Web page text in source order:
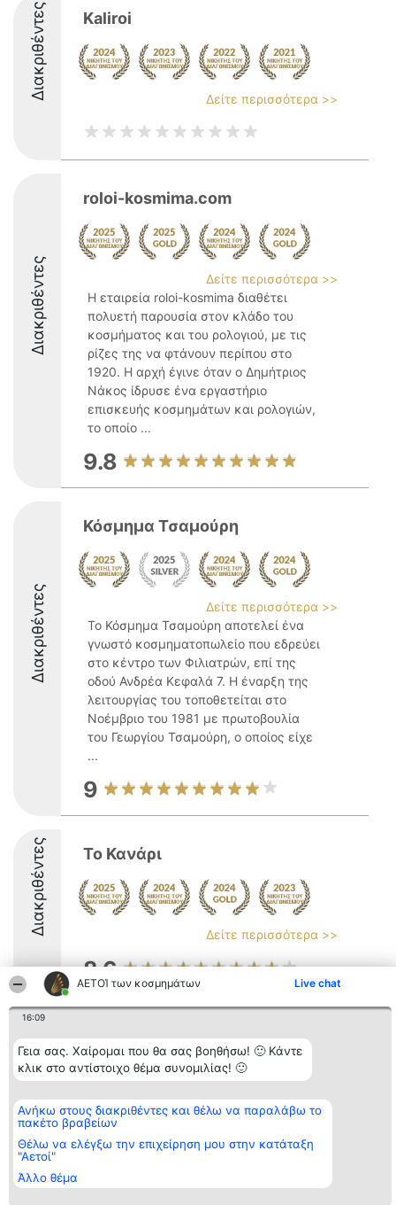
ΑΕΤΟΊ των κοσμημάτων Live chat
16:09
Γεια σας. Χαίρομαι που θα σας βοηθήσω! 🙂 Κάντε
κλικ στο αντίστοιχο θέμα συνομιλίας! 🙂
Ανήκω στους διακριθέντες και θέλω να παραλάβω το
πακέτο βραβείων
Θέλω να ελέγξω την επιχείρηση μου στην κατάταξη
"Αετοί"
Άλλο θέμα
Διακριθέντες Kaliroi
Δείτε περισσότερα >>
Διακριθέντες
roloi-kosmima.com
Δείτε περισσότερα >>
Η εταιρεία roloi-kosmima διαθέτει
πολυετή παρουσία στον κλάδο του
κοσμήματος και του ρολογιού, με τις
ρίζες της να φτάνουν περίπου στο
1920. Η αρχή έγινε όταν ο Δημήτριος
Νάκος ίδρυσε ένα εργαστήριο
επισκευής κοσμημάτων και ρολογιών,
το οποίο ...
9.8
Διακριθέντες
Κόσμημα Τσαμούρη
Δείτε περισσότερα >>
Το Κόσμημα Τσαμούρη αποτελεί ένα
γνωστό κοσμηματοπωλείο που εδρεύει
στο κέντρο των Φιλιατρών, επί της
οδού Ανδρέα Κεφαλά 7. Η έναρξη της
λειτουργίας του τοποθετείται στο
Νοέμβριο του 1981 με πρωτοβουλία
του Γεωργίου Τσαμούρη, ο οποίος είχε
...
9
Διακριθέντες Το Κανάρι
Δείτε περισσότερα >>
8.6
κατάταξης
BEAUTIFUL COMPANY
Μονοπρόσωπη ΙΚΕ
ΤΗΛ. ΕΠΙΚΟΙΝΩΝΙΑΣ:
email:
aetoi@beautifulcompany.co
Λίστα όλων
των
διακριθέντων
Όροι &
ΠΟΛΙΤΙΚΗ
ΑΠΟΡΡΗΤΟΥ
Επικοινωνία